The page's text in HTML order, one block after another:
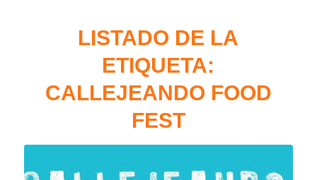
LISTADO DE LA
ETIQUETA:
CALLEJEANDO FOOD
FEST